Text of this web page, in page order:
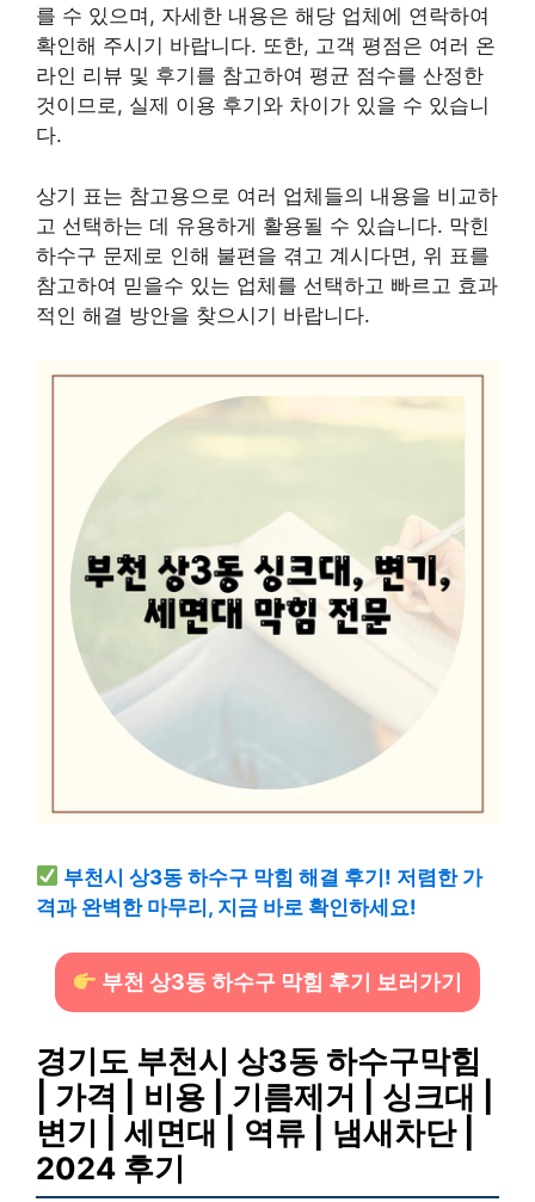
를 수 있으며, 자세한 내용은 해당 업체에 연락하여
확인해 주시기 바랍니다. 또한, 고객 평점은 여러 온
라인 리뷰 및 후기를 참고하여 평균 점수를 산정한
것이므로, 실제 이용 후기와 차이가 있을 수 있습니
다.
상기 표는 참고용으로 여러 업체들의 내용을 비교하
고 선택하는 데 유용하게 활용될 수 있습니다. 막힌
하수구 문제로 인해 불편을 겪고 계시다면, 위 표를
참고하여 믿을수 있는 업체를 선택하고 빠르고 효과
적인 해결 방안을 찾으시기 바랍니다.
부천시 상3동 하수구 막힘 해결 후기! 저렴한 가
격과 완벽한 마무리, 지금 바로 확인하세요!
부천 상3동 하수구 막힘 후기 보러가기
경기도 부천시 상3동 하수구막힘
| 가격 | 비용 | 기름제거 | 싱크대 |
변기 | 세면대 | 역류 | 냄새차단 |
2024 후기